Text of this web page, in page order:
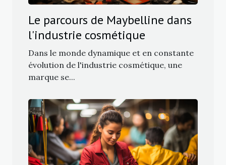
Le parcours de Maybelline dans
l'industrie cosmétique
Dans le monde dynamique et en constante
évolution de l'industrie cosmétique, une
marque se...